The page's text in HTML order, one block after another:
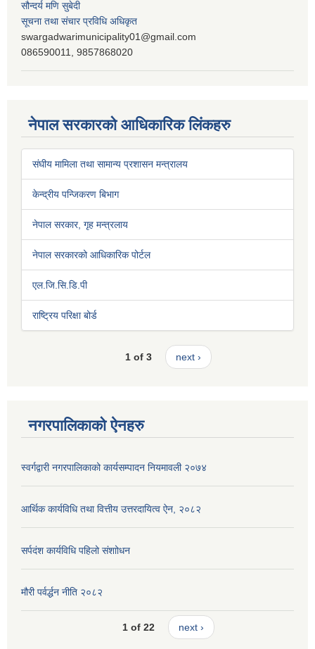
सौन्दर्य मणि सुबेदी
सूचना तथा संचार प्रविधि अधिकृत
swargadwarimunicipality01@gmail.com
086590011, 9857868020
नेपाल सरकारको आधिकारिक लिंकहरु
संघीय मामिला तथा सामान्य प्रशासन मन्त्रालय
केन्द्रीय पन्जिकरण बिभाग
नेपाल सरकार, गृह मन्त्रलाय
नेपाल सरकारको आधिकारिक पोर्टल
एल.जि.सि.डि.पी
राष्ट्रिय परिक्षा बोर्ड
1 of 3 next ›
नगरपालिकाको ऐनहरु
स्वर्गद्वारी नगरपालिकाको कार्यसम्पादन नियमावली २०७४
आर्थिक कार्यविधि तथा वित्तीय उत्तरदायित्व ऐन, २०८२
सर्पदंश कार्यविधि पहिलो संशाोधन
मौरी पर्वर्द्धन नीति २०८२
1 of 22 next ›